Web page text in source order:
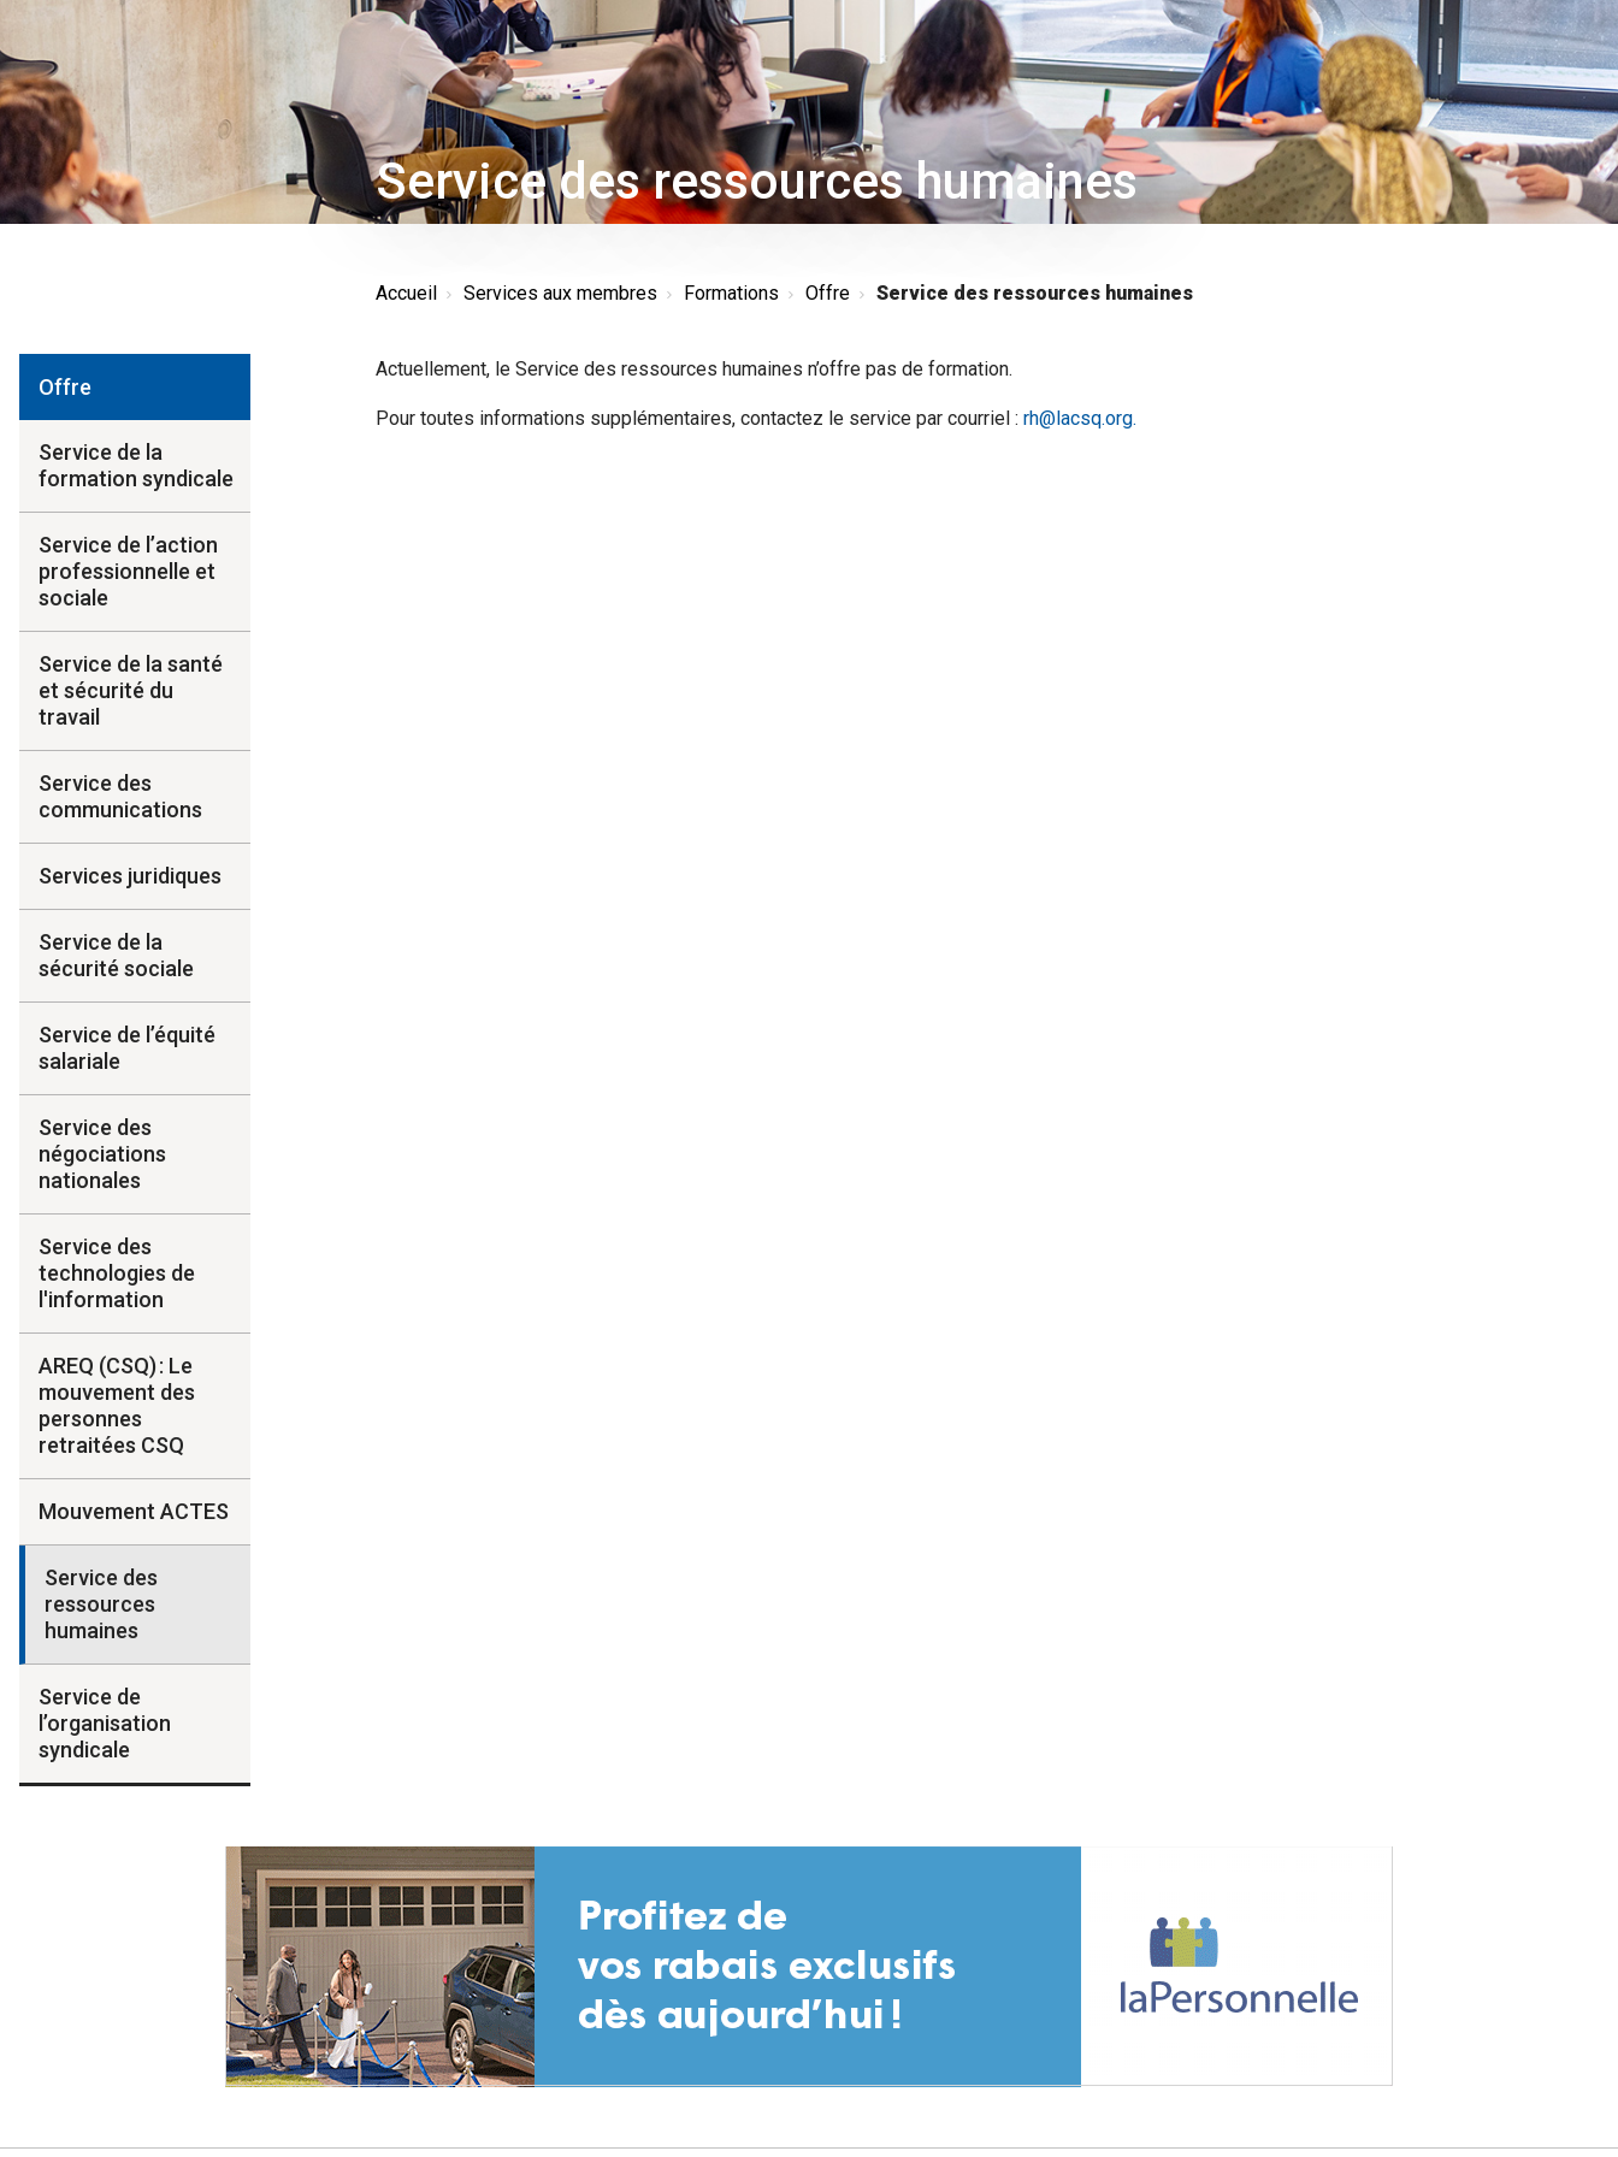
Service des ressources humaines
Accueil Services aux membres Formations Offre Service des ressources humaines
Offre
Service de la
formation syndicale
Service de l’action
professionnelle et
sociale
Service de la santé
et sécurité du
travail
Service des
communications
Services juridiques
Service de la
sécurité sociale
Service de l’équité
salariale
Service des
négociations
nationales
Service des
technologies de
l'information
AREQ (CSQ) : Le
mouvement des
personnes
retraitées CSQ
Mouvement ACTES
Service des
ressources
humaines
Service de
l’organisation
syndicale
Actuellement, le Service des ressources humaines n’offre pas de formation.
Pour toutes informations supplémentaires, contactez le service par courriel : rh@lacsq.org.